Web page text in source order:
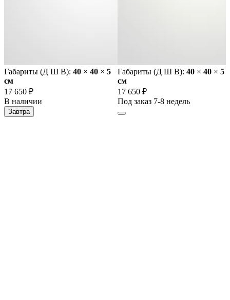
Габариты (Д Ш В): 40 × 40 × 5
cм
17 650 ₽
В наличии
Завтра
Габариты (Д Ш В): 40 × 40 × 5
cм
17 650 ₽
Под заказ 7-8 недель